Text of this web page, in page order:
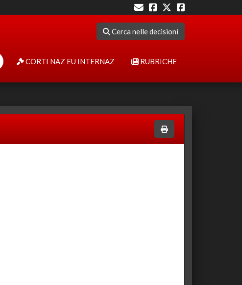
Cerca nelle decisioni
CORTI NAZ EU INTERNAZ RUBRICHE